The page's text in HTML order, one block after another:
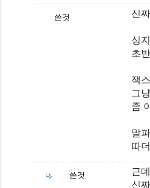
쓴것 신
싱
초
잭
그
좀
말
따
쓴것
근
신